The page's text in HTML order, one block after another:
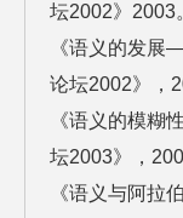
坛2002》2003
《语义的发展
论坛2002》，
《语义的模糊
坛2003》，
《语义与阿拉